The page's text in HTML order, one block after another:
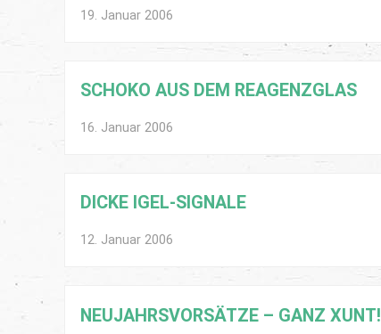
19. Januar 2006
SCHOKO AUS DEM REAGENZGLAS
16. Januar 2006
DICKE IGEL-SIGNALE
12. Januar 2006
NEUJAHRSVORSÄTZE – GANZ XUNT!